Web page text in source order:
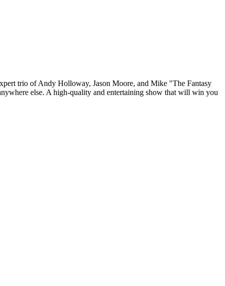
trio of Andy Holloway, Jason Moore, and Mike "The Fantasy
else. A high-quality and entertaining show that will win you